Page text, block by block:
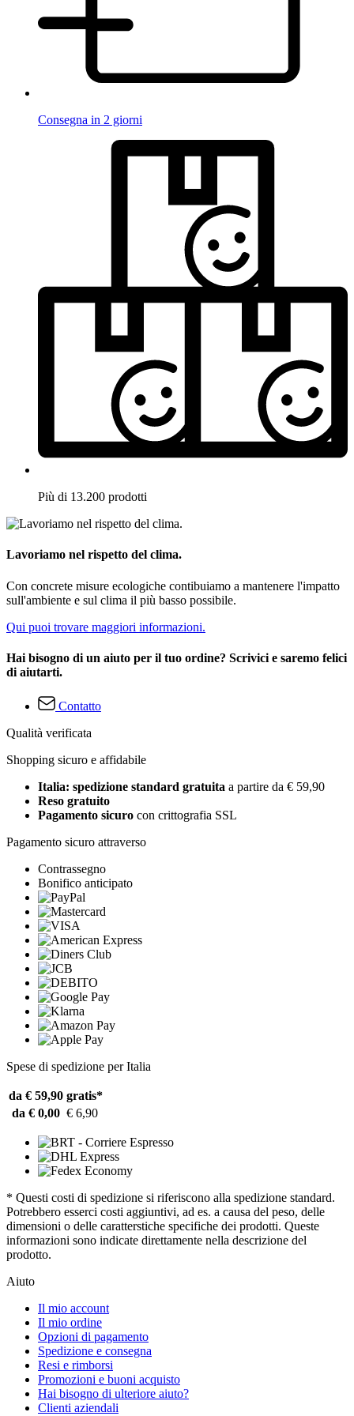
Consegna in 2 giorni
Più di 13.200 prodotti
Lavoriamo nel rispetto del clima.
Con concrete misure ecologiche contibuiamo a mantenere l'impatto
sull'ambiente e sul clima il più basso possibile.
Qui puoi trovare maggiori informazioni.
Hai bisogno di un aiuto per il tuo ordine? Scrivici e saremo felici
di aiutarti.
Contatto
Qualità verificata
Shopping sicuro e affidabile
Italia: spedizione standard gratuita a partire da € 59,90
Reso gratuito
Pagamento sicuro con crittografia SSL
Pagamento sicuro attraverso
Contrassegno
Bonifico anticipato
Spese di spedizione per Italia
da € 59,90 gratis*
da € 0,00 € 6,90
* Questi costi di spedizione si riferiscono alla spedizione standard.
Potrebbero esserci costi aggiuntivi, ad es. a causa del peso, delle
dimensioni o delle caratterstiche specifiche dei prodotti. Queste
informazioni sono indicate direttamente nella descrizione del
prodotto.
Aiuto
Il mio account
Il mio ordine
Opzioni di pagamento
Spedizione e consegna
Resi e rimborsi
Promozioni e buoni acquisto
Hai bisogno di ulteriore aiuto?
Clienti aziendali